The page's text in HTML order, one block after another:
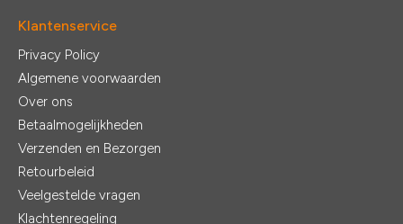
Klantenservice
Privacy Policy
Algemene voorwaarden
Over ons
Betaalmogelijkheden
Verzenden en Bezorgen
Retourbeleid
Veelgestelde vragen
Klachtenregeling